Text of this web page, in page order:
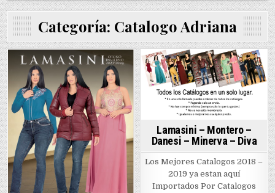
Categoría: Catalogo Adriana
Posted
in
Posted
in
Lamasini – Montero –
Danesi – Minerva – Diva
Los Mejores Catalogos 2018 –
2019 ya estan aquí
Importados Por Catalogos